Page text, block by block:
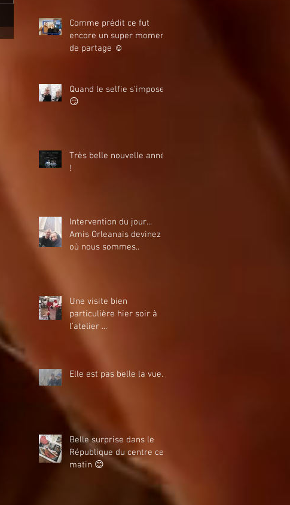
Comme prédit ce fut
encore un super moment
de partage ☺️
Quand le selfie s'impose
😏
Très belle nouvelle année
!
Intervention du jour...
Amis Orleanais devinez
où nous sommes..
Une visite bien
particulière hier soir à
l'atelier ...
Elle est pas belle la vue....
Belle surprise dans le
République du centre ce
matin 😊